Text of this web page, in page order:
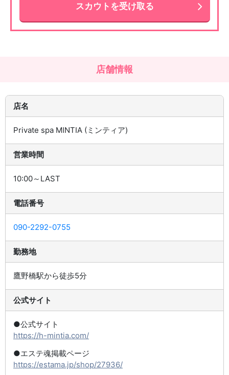
スカウトを受け取る
店舗情報
店名
Private spa MINTIA (ミンティア)
営業時間
10:00～LAST
電話番号
090-2292-0755
勤務地
鷹野橋駅から徒歩5分
公式サイト
●公式サイト
https://h-mintia.com/
●エステ魂掲載ページ
https://estama.jp/shop/27936/